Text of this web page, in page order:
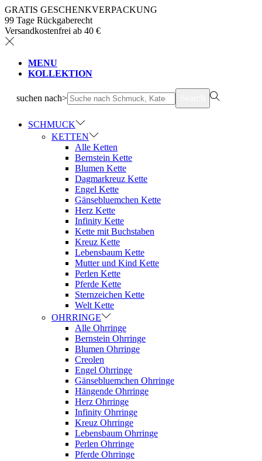
GRATIS GESCHENKVERPACKUNG
99 Tage Rückgaberecht
Versandkostenfrei ab 40 €
MENU
KOLLEKTION
suchen nach>
SCHMUCK
KETTEN
Alle Ketten
Bernstein Kette
Blumen Kette
Dagmarkreuz Kette
Engel Kette
Gänsebluemchen Kette
Herz Kette
Infinity Kette
Kette mit Buchstaben
Kreuz Kette
Lebensbaum Kette
Mutter und Kind Kette
Perlen Kette
Pferde Kette
Sternzeichen Kette
Welt Kette
OHRRINGE
Alle Ohrringe
Bernstein Ohrringe
Blumen Ohrringe
Creolen
Engel Ohrringe
Gänsebluemchen Ohrringe
Hängende Ohrringe
Herz Ohrringe
Infinity Ohrringe
Kreuz Ohrringe
Lebensbaum Ohrringe
Perlen Ohrringe
Pferde Ohrringe